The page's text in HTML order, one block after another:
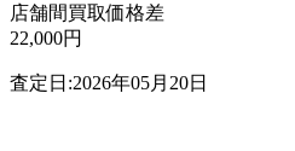
店舗間買取価格差
22,000円
査定日:2026年05月20日